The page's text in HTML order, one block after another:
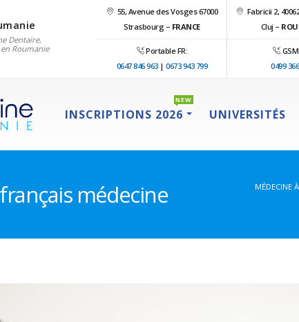
Dentaire,
Roumanie
55, Avenue des Vosges 67000
Strasbourg – FRANCE
Fabricii 2,
Cluj –
Portable FR:
0647 846 963|0673 943 799
0499
INSCRIPTIONS 2026
NEW
UNIVERSITÉS
médecine
MÉDECINE